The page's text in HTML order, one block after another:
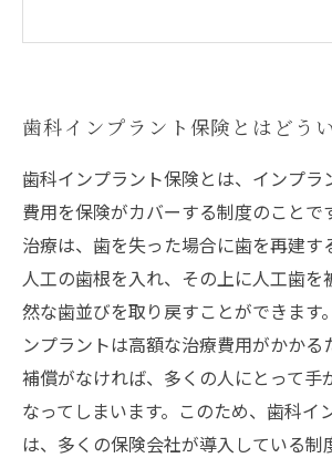
歯科インプラント保険とはどう
歯科インプラント保険とは、インプラ
費用を保険がカバーする制度のことで
治療は、歯を失った場合に歯を再建す
人工の歯根を入れ、その上に人工歯を
然な歯並びを取り戻すことができます
ンプラントは高額な治療費用がかかる
補償がなければ、多くの人にとって手
なってしまいます。このため、歯科イ
は、多くの保険会社が導入している制